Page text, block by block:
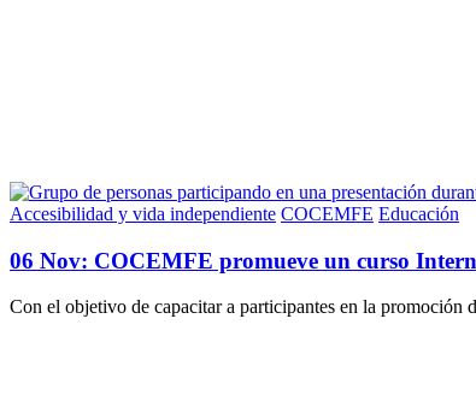
Accesibilidad y vida independiente COCEMFE Educación
06 Nov: COCEMFE promueve un curso
Con el objetivo de capacitar a participantes en la promoción